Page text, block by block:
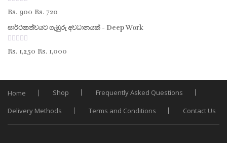
Rs. 950.
0
out
5
Rs. 900 Original
price
Rs. 900.
Rs. 720
price
සාර්ථකත්වයට ගැඹුරු අවධානයක් - Deep Work
0
out
Rs. 1,250 Original
Rs. 1,000
Rs. 1,000.
Home Shop
Frequently Asked Questions
Delivery Methods
Terms and Conditions Contact Us